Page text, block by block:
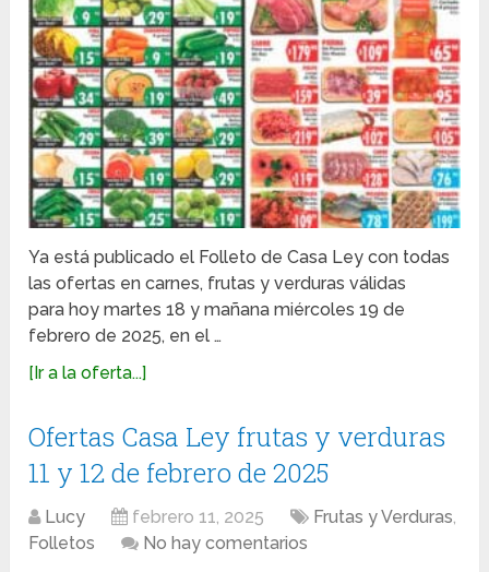
Ya está publicado el Folleto de Casa Ley con todas
las ofertas en carnes, frutas y verduras válidas
para hoy martes 18 y mañana miércoles 19 de
febrero de 2025, en el …
[Ir a la oferta...]
Ofertas Casa Ley frutas y verduras
11 y 12 de febrero de 2025
Lucy febrero 11, 2025 Frutas y Verduras,
Folletos
No hay comentarios